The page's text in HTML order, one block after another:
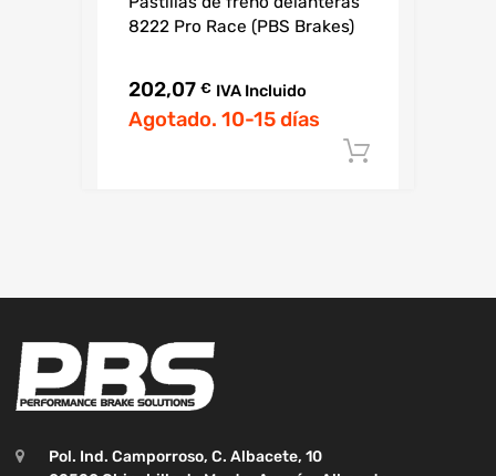
8222 Pro Race (PBS Brakes)
202,07 € IVA Incluido
Agotado. 10-15 días
Pol. Ind. Camporroso, C. Albacete, 10